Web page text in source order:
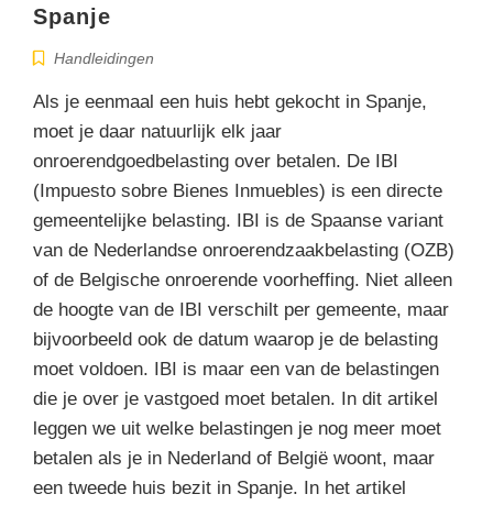
Spanje
Handleidingen
Als je eenmaal een huis hebt gekocht in Spanje,
moet je daar natuurlijk elk jaar
onroerendgoedbelasting over betalen. De IBI
(Impuesto sobre Bienes Inmuebles) is een directe
gemeentelijke belasting. IBI is de Spaanse variant
van de Nederlandse onroerendzaakbelasting (OZB)
of de Belgische onroerende voorheffing. Niet alleen
de hoogte van de IBI verschilt per gemeente, maar
bijvoorbeeld ook de datum waarop je de belasting
moet voldoen. IBI is maar een van de belastingen
die je over je vastgoed moet betalen. In dit artikel
leggen we uit welke belastingen je nog meer moet
betalen als je in Nederland of België woont, maar
een tweede huis bezit in Spanje. In het artikel